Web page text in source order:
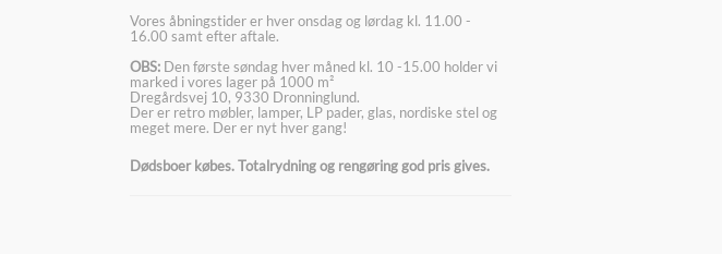
Vores åbningstider er hver onsdag og lørdag kl. 11.00 -
16.00 samt efter aftale.
OBS: Den første søndag hver måned kl. 10 -15.00 holder vi
marked i vores lager på 1000 m²
Dregårdsvej 10, 9330 Dronninglund.
Der er retro møbler, lamper, LP pader, glas, nordiske stel og
meget mere. Der er nyt hver gang!
Dødsboer købes. Totalrydning og rengøring god pris gives.